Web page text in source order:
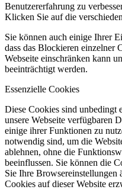
Benutzererfahrung zu
Klicken Sie auf die
Sie können auch einige Ihrer
dass das Blockieren einzelner
Webseite einschränken kann
beeinträchtigt werden.
Essenzielle Cookies
Diese Cookies sind unbedingt
unsere Webseite verfügbaren
einige ihrer Funktionen zu
notwendig sind, um die
ablehnen, ohne die
beeinflussen. Sie können die
Sie Ihre Browsereinstellungen
Cookies auf dieser Website